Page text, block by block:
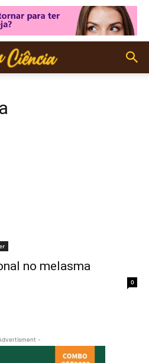
no melasma
0
-